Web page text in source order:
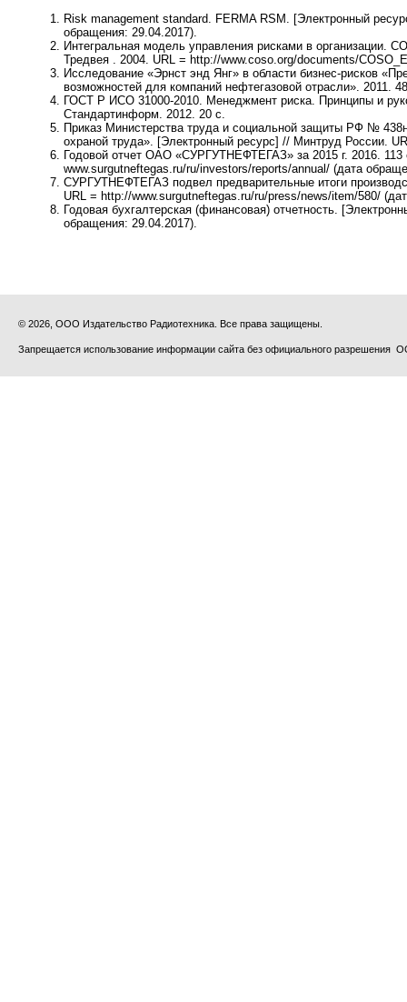
Risk management standard. FERMA RSM. [Электронный
обращения: 29.04.2017).
Интегральная модель управления рисками в организации.
Тредвея . 2004. URL = http://www.coso.org/documents/
Исследование «Эрнст энд Янг» в области бизнес-рисков
возможностей для компаний нефтегазовой отрасли». 2011.
ГОСТ Р ИСО 31000-2010. Менеджмент риска. Принципы и
Стандартинформ. 2012. 20 с.
Приказ Министерства труда и социальной защиты РФ №
охраной труда». [Электронный ресурс] // Минтруд России.
Годовой отчет ОАО «СУРГУТНЕФТЕГАЗ» за 2015 г. 2016.
www.surgutneftegas.ru/ru/investors/reports/annual/ (дата
CУРГУТНЕФТЕГАЗ подвел предварительные итоги
URL = http://www.surgutneftegas.ru/ru/press/news/item/580/
Годовая бухгалтерская (финансовая) отчетность.
обращения: 29.04.2017).
© 2026, ООО Издательство Радиотехника. Все права защищены.
Запрещается использование информации сайта без официального разрешения